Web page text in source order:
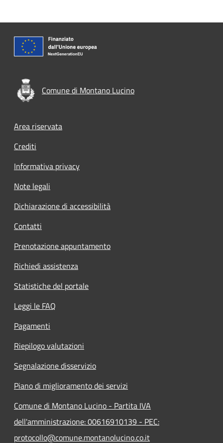
Comune di Montano Lucino
Footer menu
Area riservata
Crediti
Informativa privacy
Note legali
Dichiarazione di accessibilità
Contatti
Prenotazione appuntamento
Richiedi assistenza
Statistiche del portale
Leggi le FAQ
Pagamenti
Riepilogo valutazioni
Segnalazione disservizio
Piano di miglioramento dei servizi
Comune di Montano Lucino - Partita IVA
dell'amministrazione: 00616910139 - PEC:
protocollo@comune.montanolucino.co.it